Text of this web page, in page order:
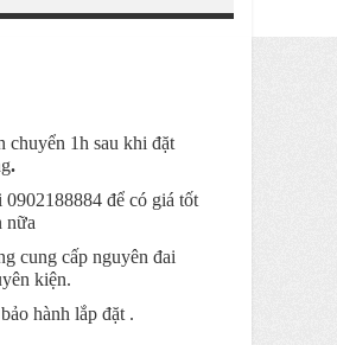
chuyển 1h sau khi đặt
.
0902188884 để có giá tốt
nữa
cung cấp nguyên đai
kiện.
hành lắp đặt .